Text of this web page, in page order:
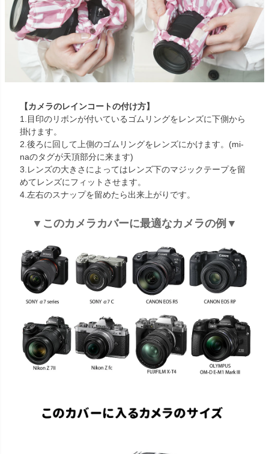
【カメラのレインコートの付け方】
1.目印のリボンが付いているゴムリングをレンズに下側から
掛けます。
2.後ろに回して上側のゴムリングをレンズにかけます。(mi-
naのタグが天頂部分に来ます)
3.レンズの大きさによってはレンズ下のマジックテープを留
めてレンズにフィットさせます。
4.左右のスナップを留めたら出来上がりです。
▼このカメラカバーに最適なカメラの例▼